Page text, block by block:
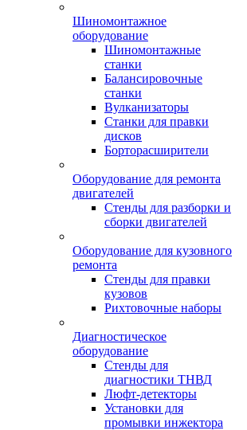
Шиномонтажное
оборудование
Шиномонтажные
станки
Балансировочные
станки
Вулканизаторы
Станки для правки
дисков
Борторасширители
Оборудование для ремонта
двигателей
Стенды для разборки и
сборки двигателей
Оборудование для кузовного
ремонта
Стенды для правки
кузовов
Рихтовочные наборы
Диагностическое
оборудование
Стенды для
диагностики ТНВД
Люфт-детекторы
Установки для
промывки инжектора